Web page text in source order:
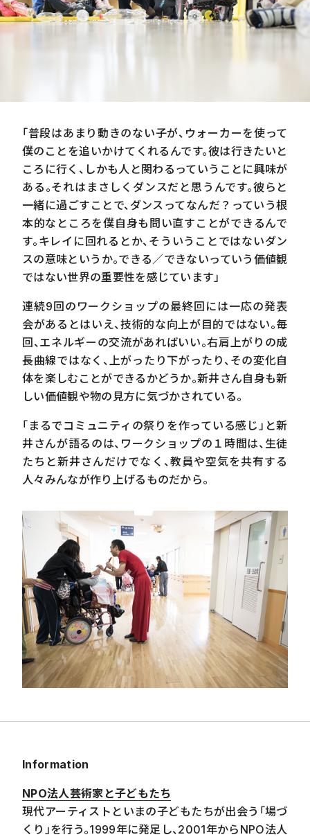
「普段はあまり動きのない子が、ウォーカーを使って
僕のことを追いかけてくれるんです。彼は行きたいと
ころに行く、しかも人と関わるっていうことに興味が
ある。それはまさしくダンスだと思うんです。彼らと
一緒に過ごすことで、ダンスってなんだ？っていう根
本的なところを僕自身も問い直すことができるんで
す。キレイに回れるとか、そういうことではないダン
スの意味というか。できる／できないっていう価値観
ではない世界の重要性を感じています」
連続9回のワークショップの最終回には一応の発表
会があるとはいえ、技術的な向上が目的ではない。毎
回、エネルギーの交流があればいい。右肩上がりの成
長曲線ではなく、上がったり下がったり、その変化自
体を楽しむことができるかどうか。新井さん自身も新
しい価値観や物の見方に気づかされている。
「まるでコミュニティの祭りを作っている感じ」と新
井さんが語るのは、ワークショップの１時間は、生徒
たちと新井さんだけでなく、教員や空気を共有する
人々みんなが作り上げるものだから。
Information
NPO法人芸術家と子どもたち
現代アーティストといまの子どもたちが出会う「場づ
くり」を行う。1999年に発足し、 2001年から NPO法人